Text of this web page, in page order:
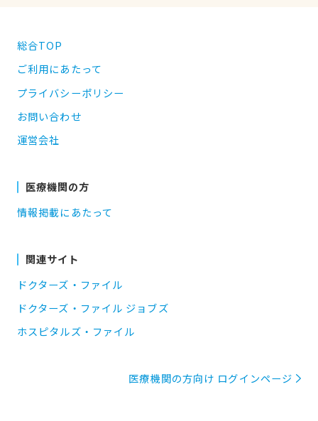
総合TOP
ご利用にあたって
プライバシーポリシー
お問い合わせ
運営会社
医療機関の方
情報掲載にあたって
関連サイト
ドクターズ・ファイル
ドクターズ・ファイル ジョブズ
ホスピタルズ・ファイル
医療機関の方向け ログインページ